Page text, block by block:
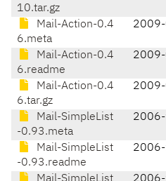
10.tar.gz
Mail-Action-0.4
6.meta
Mail-Action-0.4
6.readme
Mail-Action-0.4
6.tar.gz
Mail-SimpleList
-0.93.meta
Mail-SimpleList
-0.93.readme